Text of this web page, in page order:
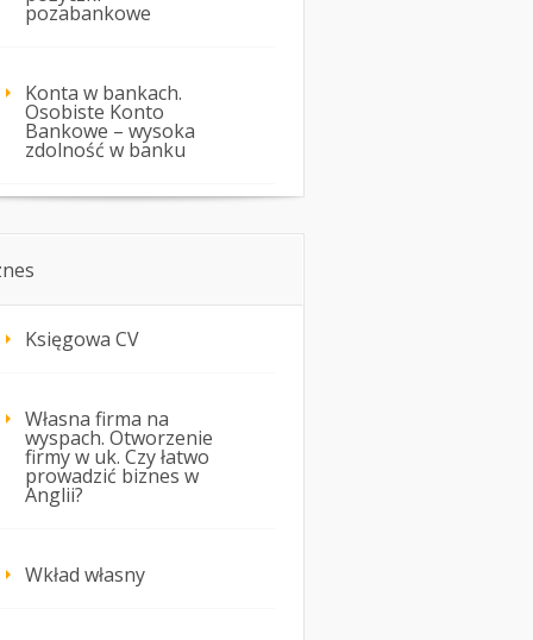
pozabankowe
Konta w bankach.
Osobiste Konto
Bankowe – wysoka
zdolność w banku
Księgowa CV
Własna firma na
wyspach. Otworzenie
firmy w uk. Czy łatwo
prowadzić biznes w
Anglii?
Wkład własny